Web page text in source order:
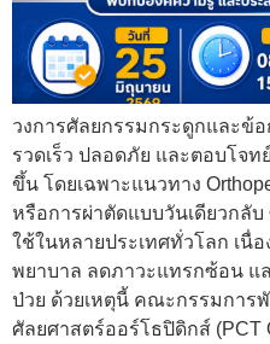
วงการศัลยกรรมกระดูกและข้
รวดเร็ว ปลอดภัย และตอบโจ
ขึ้น โดยเฉพาะแนวทาง
หรือการผ่าตัดแบบวันเดียวกลั
ใช้ในหลายประเทศทั่วโลก เนื่
พยาบาล ลดภาวะแทรกซ้อน แ
ป่วย ด้วยเหตุนี้ คณะกรรมกา
ศัลยศาสตร์ออร์โธปิดิกส์ (PCT